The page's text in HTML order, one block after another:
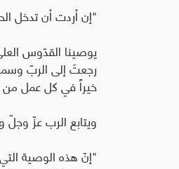
"إن أردت أن تدخل
يوصينا القدّوس
رجعتَ إلى الربّ
خيراً في كل عمل من
ويتابع الرب عزّ
"إنّ هذه الوصية